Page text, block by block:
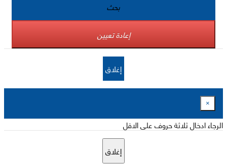
بحث
إعادة تعيين
إغلاق
×
الرجاء ادخال ثلاثة حروف على الاقل
إغلاق